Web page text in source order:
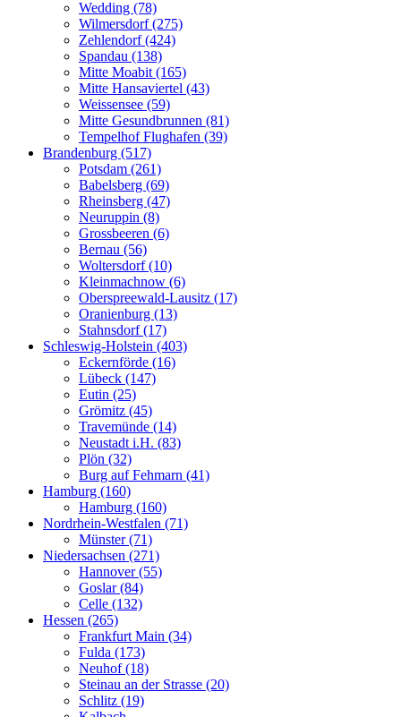
Wedding (78)
Wilmersdorf (275)
Zehlendorf (424)
Spandau (138)
Mitte Moabit (165)
Mitte Hansaviertel (43)
Weissensee (59)
Mitte Gesundbrunnen (81)
Tempelhof Flughafen (39)
Brandenburg (517)
Potsdam (261)
Babelsberg (69)
Rheinsberg (47)
Neuruppin (8)
Grossbeeren (6)
Bernau (56)
Woltersdorf (10)
Kleinmachnow (6)
Oberspreewald-Lausitz (17)
Oranienburg (13)
Stahnsdorf (17)
Schleswig-Holstein (403)
Eckernförde (16)
Lübeck (147)
Eutin (25)
Grömitz (45)
Travemünde (14)
Neustadt i.H. (83)
Plön (32)
Burg auf Fehmarn (41)
Hamburg (160)
Hamburg (160)
Nordrhein-Westfalen (71)
Münster (71)
Niedersachsen (271)
Hannover (55)
Goslar (84)
Celle (132)
Hessen (265)
Frankfurt Main (34)
Fulda (173)
Neuhof (18)
Steinau an der Strasse (20)
Schlitz (19)